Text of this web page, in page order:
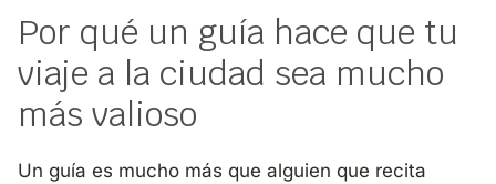
Por qué un guía hace que tu
viaje a la ciudad sea mucho
más valioso
Un guía es mucho más que alguien que recita